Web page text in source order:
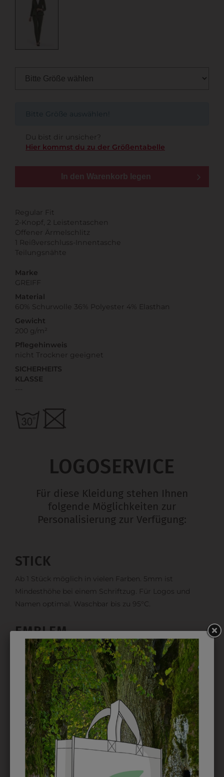
Bitte Größe auswählen!
Du bist dir unsicher?
Hier kommst du zu der Größentabelle
In den Warenkorb legen
Regular Fit
2-Knopf, 2 Leistentaschen
Offener Ärmelschlitz
1 Reißverschluss-Innentasche
Teilungsnähte
Marke
GREIFF
Material
60% Schurwolle 36% Polyester 4% Elasthan
Gewicht
200 g/m²
Pflegehinweis
nicht Trockner geeignet
SICHERHEITS
KLASSE
LOGOSERVICE
Für diese Kleidung stehen Ihnen
folgende Möglichkeiten zur
Personalisierung zur Verfügung:
STICK
Ab 1 Stück möglich in vielen Farben. 5mm ist
Mindesthöhe bei einem Schriftzug. Für Logos und
Namen optimal. Waschbar bis zu 95°C.
EMBLEM
Kann gestickt oder bedruckt werden. Sehr vielseitig
einsetzbar und beim Sticken wieder ab 1 Stück
möglich.
DRUCK
Perfekt für große Logos und für kleine Details, jedoch
kostet jede Farbe extra und ist erst ab 12 Stück
möglich. Waschbar bis zu 60°C.